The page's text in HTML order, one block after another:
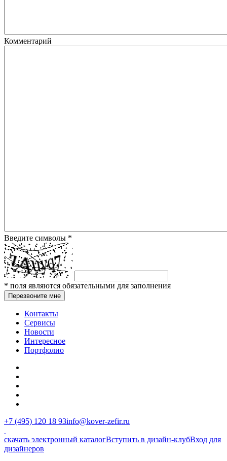
Комментарий
Введите символы *
* поля являются обязательными для заполнения
Перезвоните мне
Контакты
Сервисы
Новости
Интересное
Портфолио
+7 (495) 120 18 93info@kover-zefir.ru
скачать электронный каталогВступить в дизайн-клубВход для
дизайнеров